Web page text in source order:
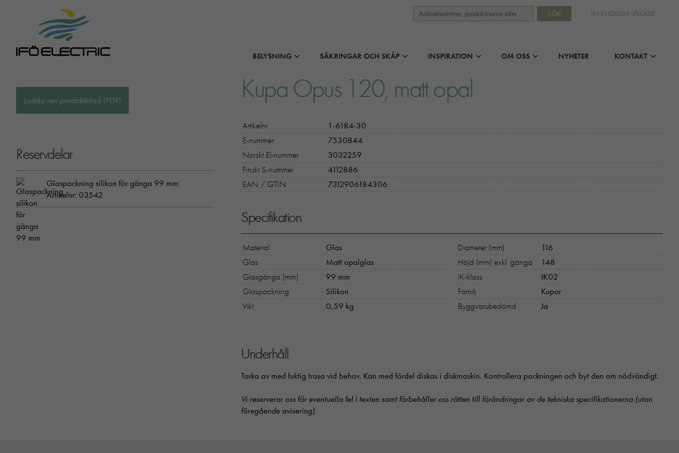
BELYSNING SÄKRINGAR OCH SKÅP INSPIRATION OM OSS NYHETER KONTAKT
SÖK IN ENGLISH, PLEASE
Ladda ner produktblad (PDF)
Reservdelar
Glaspackning silikon för gänga 99 mm
Artikelnr: 03542
Kupa Opus 120, matt opal
Artikelnr
1-6184-30
E-nummer
7530844
Norskt El-nummer
3032259
Finskt S-nummer
4112886
EAN / GTIN
7312906184306
Specifikation
Material
Glas
Glas
Matt opalglas
Glasgänga (mm)
99 mm
Glaspackning
Silikon
Vikt
0,59 kg
Diameter (mm)
116
Höjd (mm) exkl. gänga
148
IK-klass
IK02
Familj
Kupor
Byggvarubedömd
Ja
Underhåll
Torka av med fuktig trasa vid behov. Kan med fördel diskas i diskmaskin. Kontrollera packningen och byt den om nödvändigt.
Vi reserverar oss för eventuella fel i texten samt förbehåller oss rätten till förändringar av de tekniska specifikationerna (utan
föregående avisering).